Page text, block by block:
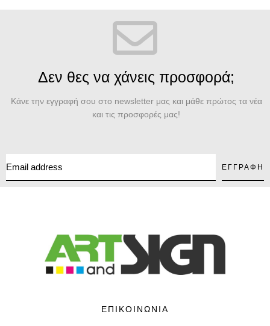
Δεν θες να χάνεις προσφορά;
Κάνε την εγγραφή σου στο newsletter μας και μάθε πρώτος τα νέα
και τις προσφορές μας!
ΕΠΙΚΟΙΝΩΝΙΑ